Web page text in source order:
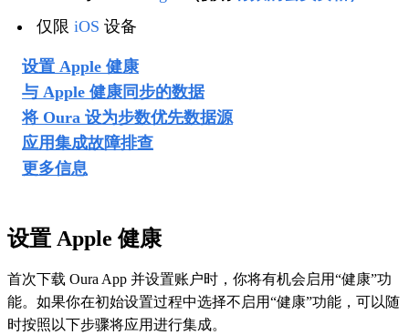
仅限 iOS 设备
设置 Apple 健康
与 Apple 健康同步的数据
将 Oura 设为步数优先数据源
应用集成故障排查
更多信息
设置 Apple 健康
首次下载 Oura App 并设置账户时，你将有机会启用“健康”功
能。如果你在初始设置过程中选择不启用“健康”功能，可以随
时按照以下步骤将应用进行集成。